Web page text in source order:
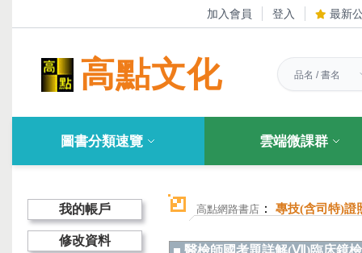
加入會員 登入 最新
高點文化
圖書分類速覽 雲端微課群
我的帳戶
修改資料
高點網路書店 ： 專技(含司特)證
醫檢師國考題詳解(Ⅶ)臨床鏡